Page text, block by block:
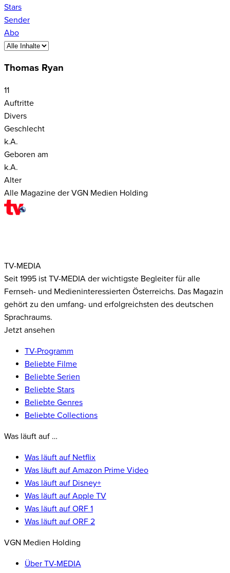
Stars
Sender
Abo
Thomas Ryan
11
Auftritte
Divers
Geschlecht
k.A.
Geboren am
k.A.
Alter
Alle Magazine der VGN Medien Holding
TV-MEDIA
Seit 1995 ist TV-MEDIA der wichtigste Begleiter für alle
Fernseh- und Medieninteressierten Österreichs. Das Magazin
gehört zu den umfang- und erfolgreichsten des deutschen
Sprachraums.
Jetzt ansehen
TV-Programm
Beliebte Filme
Beliebte Serien
Beliebte Stars
Beliebte Genres
Beliebte Collections
Was läuft auf …
Was läuft auf Netflix
Was läuft auf Amazon Prime Video
Was läuft auf Disney+
Was läuft auf Apple TV
Was läuft auf ORF 1
Was läuft auf ORF 2
VGN Medien Holding
Über TV-MEDIA